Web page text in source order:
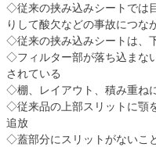
◇従来の挟み込みシートでは
りして酸欠などの事故につな
◇従来の挟み込みシートは、
◇フィルター部が落ち込まな
されている
◇棚、レイアウト、積み重ね
◇従来品の上部スリットに顎
追放
◇蓋部分にスリットがないこ